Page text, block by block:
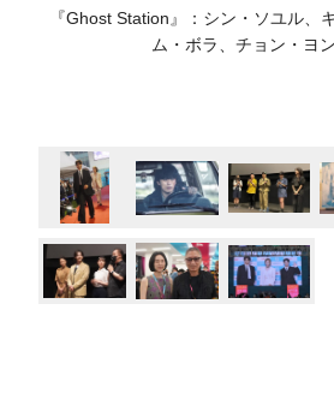
『Ghost Station』：シン・ソユル、
ム・ボラ、チョン・ヨ